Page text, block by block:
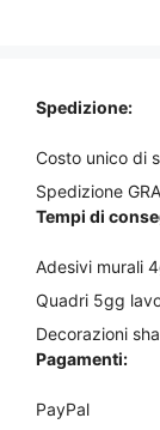
del
Spedizione:
Costo unico di
Spedizione
Tempi di
Adesivi murali
Quadri 5gg
Decorazioni
Pagamenti:
PayPal